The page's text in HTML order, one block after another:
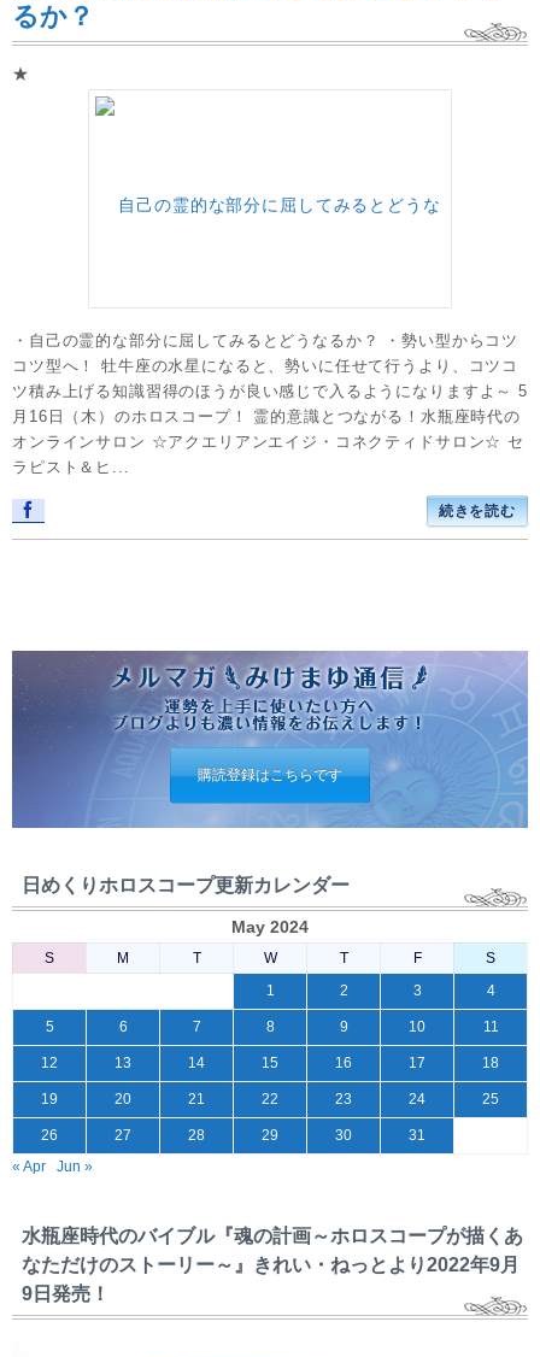
るか？
★
・自己の霊的な部分に屈してみるとどうなるか？ ・勢い型からコツ
コツ型へ！ 牡牛座の水星になると、勢いに任せて行うより、コツコ
ツ積み上げる知識習得のほうが良い感じで入るようになりますよ～ 5
月16日（木）のホロスコープ！ 霊的意識とつながる！水瓶座時代の
オンラインサロン ☆アクエリアンエイジ・コネクティドサロン☆ セ
ラピスト＆ヒ...
続きを読む
購読登録はこちらです
日めくりホロスコープ更新カレンダー
May 2024
S M T W T F
S
1
2 3 4
5 6 7 8 9 10 11
12 13 14 15 16 17 18
19 20 21 22 23 24 25
26 27 28 29 30
31
« Apr
Jun »
水瓶座時代のバイブル『魂の計画～ホロスコープが描くあ
なただけのストーリー～』きれい・ねっとより2022年9月
9日発売！